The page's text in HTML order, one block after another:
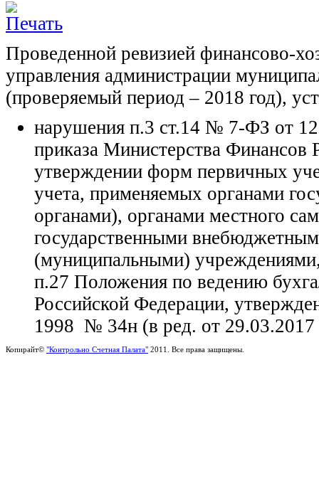
Проведенной ревизией финансово-
управления администрации
(проверяемый период – 2018 год),
нарушения п.3 ст.14 № 7-ФЗ от
приказа Министерства
утверждении форм первичных
учета, применяемых органами
органами), органами местного
государственными
(муниципальными)
п.27 Положения по ведению
Российской Федерации,
1998 № 34н (в ред. от
Копирайт© "Контрольно Счетная Палата" 2011. Все права защищены.